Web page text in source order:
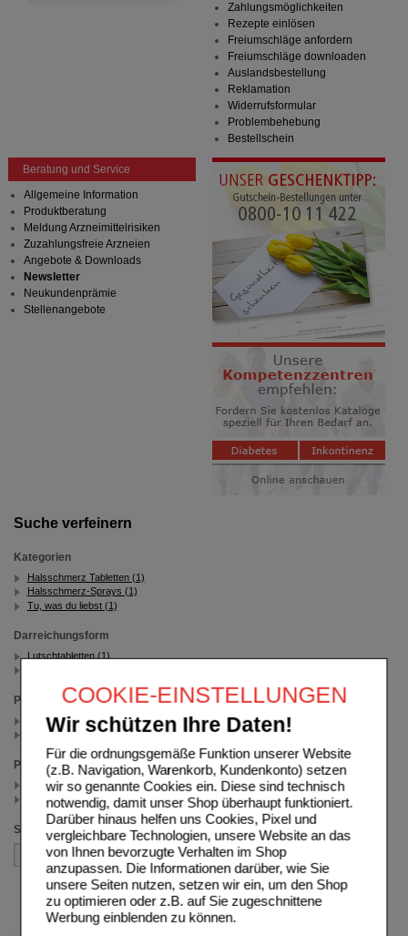
COOKIE-EINSTELLUNGEN
Wir schützen Ihre Daten!
Für die ordnungsgemäße Funktion unserer Website
(z.B. Navigation, Warenkorb, Kundenkonto) setzen
wir so genannte Cookies ein. Diese sind technisch
notwendig, damit unser Shop überhaupt funktioniert.
Darüber hinaus helfen uns Cookies, Pixel und
vergleichbare Technologien, unsere Website an das
von Ihnen bevorzugte Verhalten im Shop
anzupassen. Die Informationen darüber, wie Sie
unsere Seiten nutzen, setzen wir ein, um den Shop
zu optimieren oder z.B. auf Sie zugeschnittene
Werbung einblenden zu können.
Suche verfeinern
Kategorien
Halsschmerz Tabletten (1)
Halsschmerz-Sprays (1)
Tu, was du liebst (1)
Darreichungsform
Lutschtabletten (1)
Packungsgröße
45 g (1)
24 St (1)
Preis
< 12.50 (1)
>= 12.50 (1)
Sortieren nach
Zahlungsmöglichkeiten
Rezepte einlösen
Freiumschläge anfordern
Freiumschläge downloaden
Auslandsbestellung
Reklamation
Widerrufsformular
Problembehebung
Bestellschein
Beratung und Service
Allgemeine Information
Produktberatung
Meldung Arzneimittelrisiken
Zuzahlungsfreie Arzneien
Angebote & Downloads
Newsletter
Neukundenprämie
Stellenangebote